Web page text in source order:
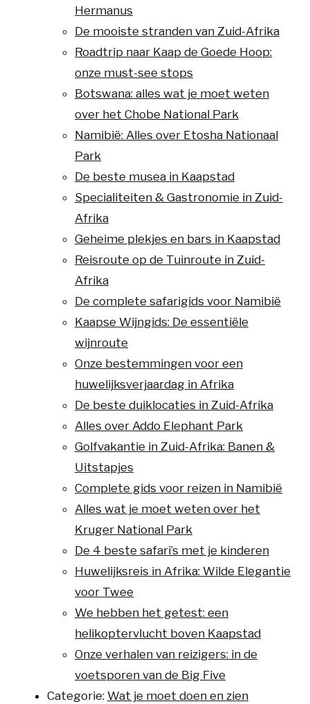
Hermanus
De mooiste stranden van Zuid-Afrika
Roadtrip naar Kaap de Goede Hoop:
onze must-see stops
Botswana: alles wat je moet weten
over het Chobe National Park
Namibië: Alles over Etosha Nationaal
Park
De beste musea in Kaapstad
Specialiteiten & Gastronomie in Zuid-
Afrika
Geheime plekjes en bars in Kaapstad
Reisroute op de Tuinroute in Zuid-
Afrika
De complete safarigids voor Namibië
Kaapse Wijngids: De essentiële
wijnroute
Onze bestemmingen voor een
huwelijksverjaardag in Afrika
De beste duiklocaties in Zuid-Afrika
Alles over Addo Elephant Park
Golfvakantie in Zuid-Afrika: Banen &
Uitstapjes
Complete gids voor reizen in Namibië
Alles wat je moet weten over het
Kruger National Park
De 4 beste safari’s met je kinderen
Huwelijksreis in Afrika: Wilde Elegantie
voor Twee
We hebben het getest: een
helikoptervlucht boven Kaapstad
Onze verhalen van reizigers: in de
voetsporen van de Big Five
Categorie: Wat je moet doen en zien